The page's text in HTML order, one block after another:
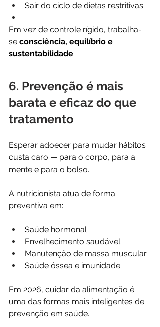
Sair do ciclo de dietas restritivas
Em vez de controle rígido, trabalha-
se consciência, equilíbrio e
sustentabilidade.
6. Prevenção é mais
barata e eficaz do que
tratamento
Esperar adoecer para mudar hábitos
custa caro — para o corpo, para a
mente e para o bolso.
A nutricionista atua de forma
preventiva em:
Saúde hormonal
Envelhecimento saudável
Manutenção de massa muscular
Saúde óssea e imunidade
Em 2026, cuidar da alimentação é
uma das formas mais inteligentes de
prevenção em saúde.